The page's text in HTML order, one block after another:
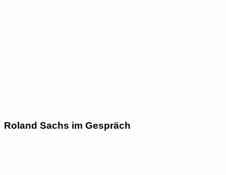
Roland Sachs im Gespräch